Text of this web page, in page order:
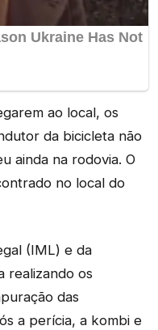
ao local, os
da bicicleta não
ainda na rodovia. O
no local do
(IML) e da
realizando os
das
a perícia, a kombi e